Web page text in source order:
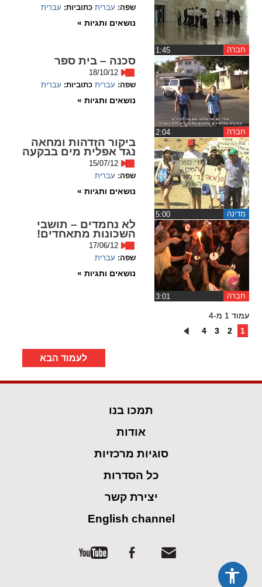
חברה
שפה: עברית כתוביות: עברית
נושאים ותגיות »
חברה
סכנה – בית ספר
18/10/12
שפה: עברית כתוביות: עברית
נושאים ותגיות »
מדינה
ביקור הזדהות ומחאה
נגד אפלית מים בבקעה
15/07/12
שפה: עברית
נושאים ותגיות »
חברה
לא נחמדים – תושבי
השכונות מתאחדים!
17/06/12
שפה: עברית
נושאים ותגיות »
עמוד 1 מ-4
1
2
3
4
לעמוד הבא
תמכו בנו
אודות
סוגיות מרכזיות
כל הסדרות
יצירת קשר
English channel